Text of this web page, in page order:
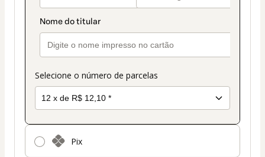
Selecione o número de parcelas
Pix